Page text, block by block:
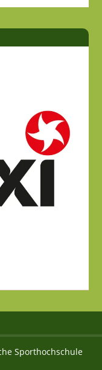
Sporthochschule